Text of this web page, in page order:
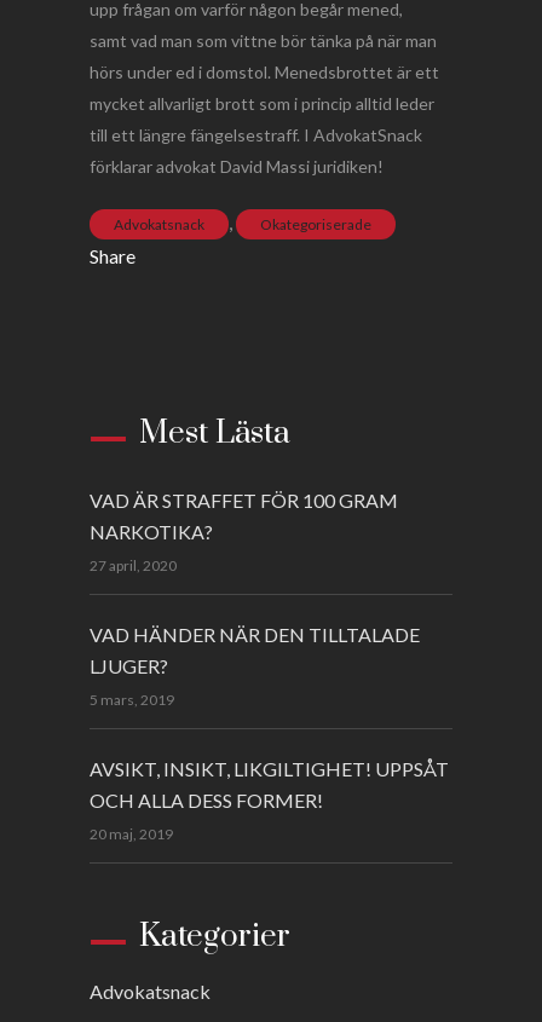
upp frågan om varför någon begår mened,
samt vad man som vittne bör tänka på när man
hörs under ed i domstol. Menedsbrottet är ett
mycket allvarligt brott som i princip alltid leder
till ett längre fängelsestraff. I AdvokatSnack
förklarar advokat David Massi juridiken!
Advokatsnack , Okategoriserade
Share
Mest Lästa
VAD ÄR STRAFFET FÖR 100 GRAM
NARKOTIKA?
27 april, 2020
VAD HÄNDER NÄR DEN TILLTALADE
LJUGER?
5 mars, 2019
AVSIKT, INSIKT, LIKGILTIGHET! UPPSÅT
OCH ALLA DESS FORMER!
20 maj, 2019
Kategorier
Advokatsnack